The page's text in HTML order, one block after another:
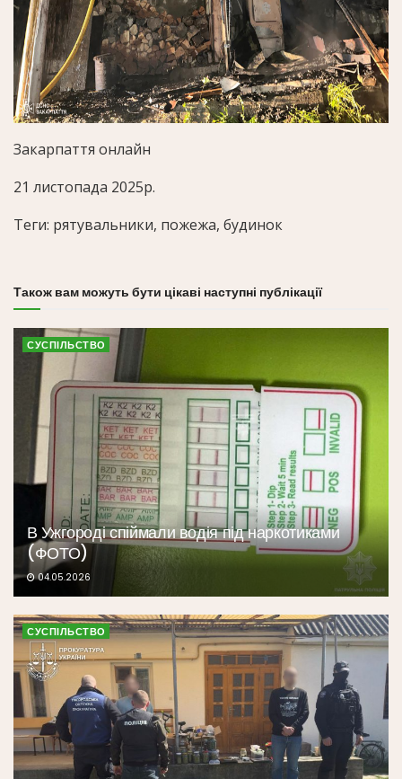
Закарпаття онлайн
21 листопада 2025р.
Теги: рятувальники, пожежа, будинок
Також вам можуть бути цікаві наступні публікації
СУСПІЛЬСТВО
В Ужгороді спіймали водія під наркотиками
(ФОТО)
04.05.2026
СУСПІЛЬСТВО